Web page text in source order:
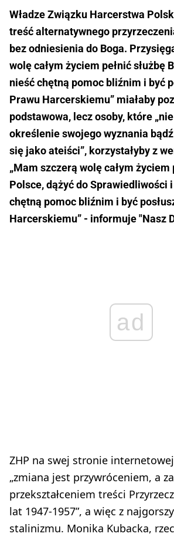
Władze Związku Harcerstwa
treść alternatywnego
bez odniesienia do Boga.
wolę całym życiem pełnić służbę
nieść chętną pomoc bliźnim i być
Prawu Harcerskiemu” miałaby
podstawowa, lecz osoby, które
określenie swojego wyznania
się jako ateiści”, korzystałyby z
„Mam szczerą wolę całym życiem
Polsce, dążyć do Sprawiedliwości
chętną pomoc bliźnim i być
Harcerskiemu” - informuje "Nasz
ad
ZHP na swej stronie
„zmiana jest przywróceniem, a
przekształceniem treści
lat 1947-1957”, a więc z
stalinizmu. Monika Kubacka,